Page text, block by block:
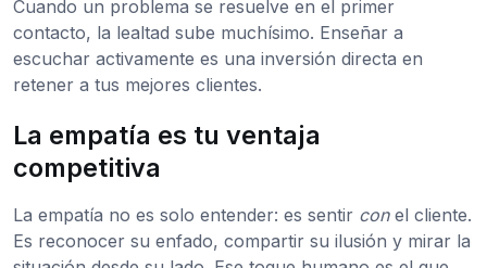
Cuando un problema se resuelve en el primer
contacto, la lealtad sube muchísimo. Enseñar a
escuchar activamente es una inversión directa en
retener a tus mejores clientes.
La empatía es tu ventaja
competitiva
La empatía no es solo entender: es sentir conel cliente.
Es reconocer su enfado, compartir su ilusión y mirar la